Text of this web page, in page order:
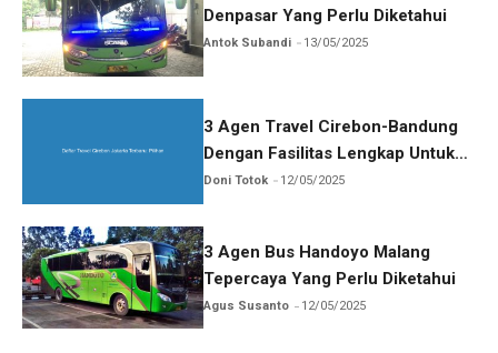
Denpasar Yang Perlu Diketahui
Antok Subandi 13/05/2025
3 Agen Travel Cirebon-Bandung
Dengan Fasilitas Lengkap Untuk
Bepergian
Doni Totok 12/05/2025
3 Agen Bus Handoyo Malang
Tepercaya Yang Perlu Diketahui
Agus Susanto 12/05/2025